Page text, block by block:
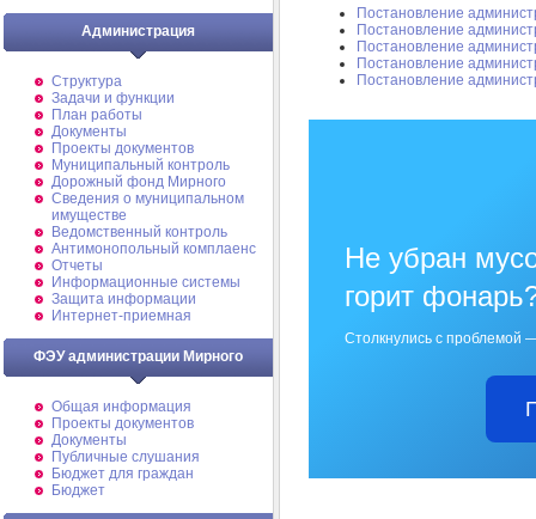
Администрация
Структура
Задачи и функции
План работы
Документы
Проекты документов
Муниципальный контроль
Дорожный фонд Мирного
Cведения о муниципальном
имуществе
Ведомственный контроль
Антимонопольный комплаенс
Отчеты
Информационные системы
Защита информации
Интернет-приемная
ФЭУ администрации Мирного
Общая информация
Проекты документов
Документы
Публичные слушания
Бюджет для граждан
Бюджет
Постановление
Постановление
Постановление
Постановление
Постановление
Не убран
горит
Столкнулись с проблемой